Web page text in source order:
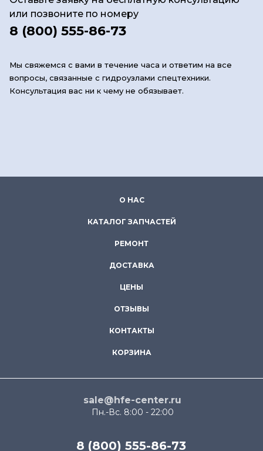
или позвоните по номеру
8 (800) 555-86-73
Мы свяжемся с вами в течение часа и ответим на все
вопросы, связанные с гидроузлами спецтехники.
Консультация вас ни к чему не обязывает.
О НАС
КАТАЛОГ ЗАПЧАСТЕЙ
РЕМОНТ
ДОСТАВКА
ЦЕНЫ
ОТЗЫВЫ
КОНТАКТЫ
КОРЗИНА
sale@hfe-center.ru
Пн.-Вс. 8:00 - 22:00
8 (800) 555-86-73